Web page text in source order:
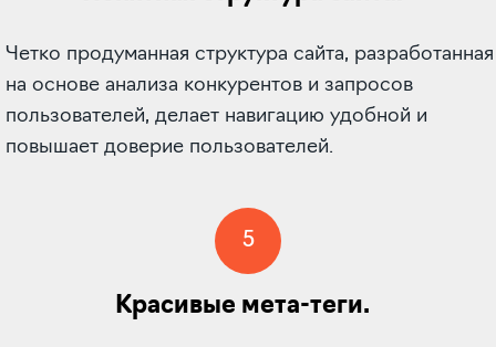
Четко продуманная структура сайта, разработанная
на основе анализа конкурентов и запросов
пользователей, делает навигацию удобной и
повышает доверие пользователей.
5
Красивые мета-теги.